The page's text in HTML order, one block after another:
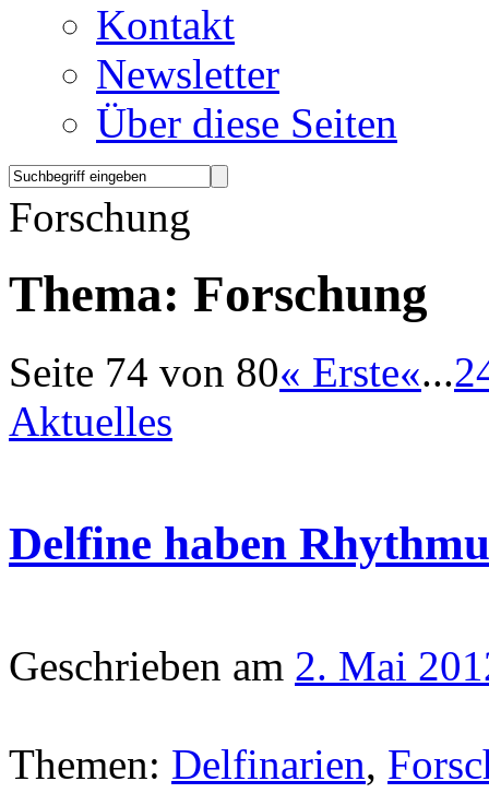
Kontakt
Newsletter
Über diese Seiten
Forschung
Thema: Forschung
Seite 74 von 80« Erste«...2
Aktuelles
Delfine haben
Geschrieben am 2. Mai
Themen: Delfinarien,